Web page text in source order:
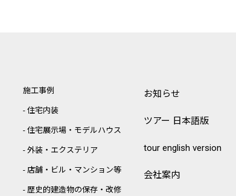
お知らせ
ツアー 日本語版
tour english version
会社案内
施工事例
住宅内装
住宅展示場・モデルハウス
外装・エクステリア
店舗・ビル・マンション等
歴史的建造物の保存・改修